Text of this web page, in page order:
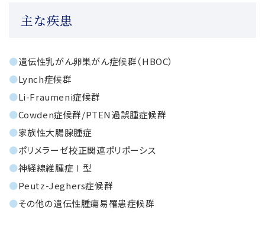
主な疾患
●遺伝性乳がん卵巣がん症候群（HBOC）
●Lynch症候群
●Li-Fraumeni症候群
●Cowden症候群/PTEN過誤腫症候群
●家族性大腸腺腫症
●ポリメラーゼ校正関連ポリポーシス
●神経線維腫症Ⅰ型
●Peutz-Jeghers症候群
●その他の遺伝性腫瘍易罹患症候群